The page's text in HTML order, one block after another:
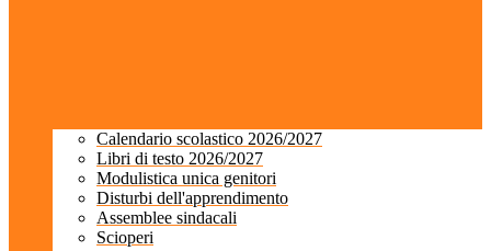
Calendario scolastico 2026/2027
Libri di testo 2026/2027
Modulistica unica genitori
Disturbi dell'apprendimento
Assemblee sindacali
Scioperi